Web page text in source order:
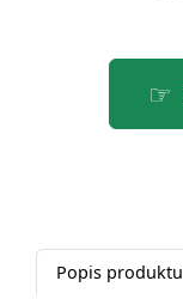
Popis produktu